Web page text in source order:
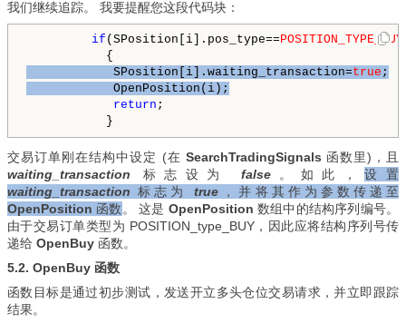
我们继续追踪。 我要提醒您这段代码块：
if (SPosition[i].pos_type== POSITION_TYPE_BUY
{
SPosition[i].waiting_transaction=true ;
OpenPosition(i);
return ;
}
交易订单刚在结构中设定 (在 SearchTradingSignals 函数里)，且
waiting_transaction 标志设为 false。 如此，设置
waiting_transaction 标志为true ，并将其作为参数传递至
OpenPosition 函数 。 这是 OpenPosition 数组中的结构序列编号。
由于交易订单类型为 POSITION_type_BUY，因此应将结构序列号传
递给 OpenBuy 函数。
5.2. OpenBuy 函数
函数目标是通过初步测试，发送开立多头仓位交易请求，并立即跟踪
结果。